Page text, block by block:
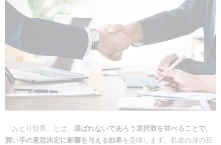
「おとり効果」とは、 選ばれないであろう選択肢を並べることで、
買い手の意思決定に影響を与える効果を意味します。私達の身の回